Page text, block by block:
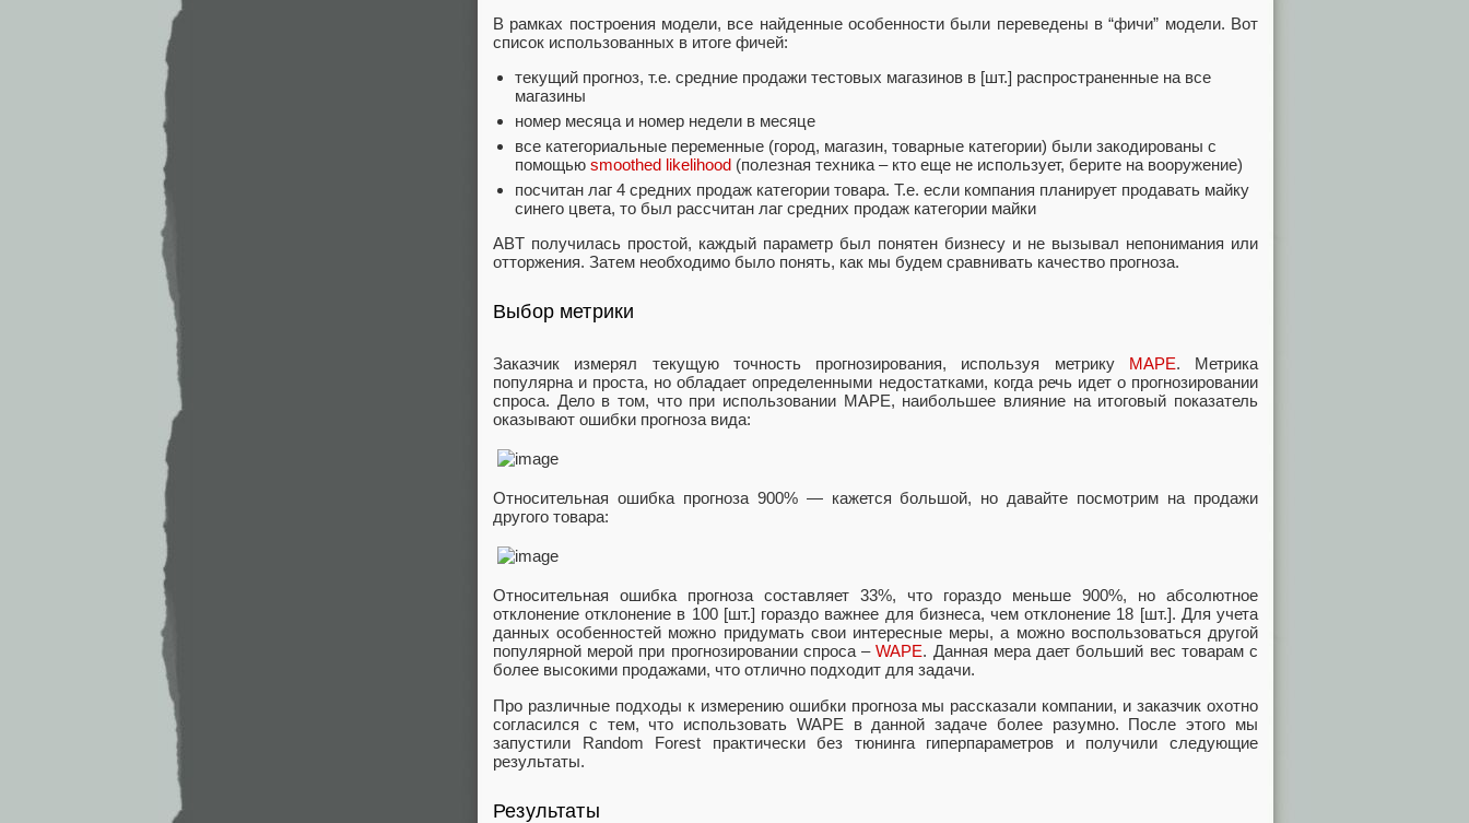
В рамках построения модели, все найденные особенности были переведены в “фичи” модели. Вот
список использованных в итоге фичей:
текущий прогноз, т.е. средние продажи тестовых магазинов в [шт.] распространенные на все
магазины
номер месяца и номер недели в месяце
все категориальные переменные (город, магазин, товарные категории) были закодированы с
помощью smoothed likelihood (полезная техника – кто еще не использует, берите на вооружение)
посчитан лаг 4 средних продаж категории товара. Т.е. если компания планирует продавать майку
синего цвета, то был рассчитан лаг средних продаж категории майки
ABT получилась простой, каждый параметр был понятен бизнесу и не вызывал непонимания или
отторжения. Затем необходимо было понять, как мы будем сравнивать качество прогноза.
Выбор метрики
Заказчик измерял текущую точность прогнозирования, используя метрику MAPE. Метрика
популярна и проста, но обладает определенными недостатками, когда речь идет о прогнозировании
спроса. Дело в том, что при использовании MAPE, наибольшее влияние на итоговый показатель
оказывают ошибки прогноза вида:
Относительная ошибка прогноза 900% — кажется большой, но давайте посмотрим на продажи
другого товара:
Относительная ошибка прогноза составляет 33%, что гораздо меньше 900%, но абсолютное
отклонение отклонение в 100 [шт.] гораздо важнее для бизнеса, чем отклонение 18 [шт.]. Для учета
данных особенностей можно придумать свои интересные меры, а можно воспользоваться другой
популярной мерой при прогнозировании спроса –WAPE. Данная мера дает больший вес товарам с
более высокими продажами, что отлично подходит для задачи.
Про различные подходы к измерению ошибки прогноза мы рассказали компании, и заказчик охотно
согласился с тем, что использовать WAPE в данной задаче более разумно. После этого мы
запустили Random Forest практически без тюнинга гиперпараметров и получили следующие
результаты.
Результаты